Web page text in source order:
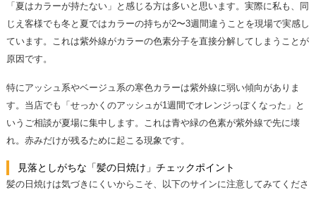
「夏はカラーが持たない」と感じる方は多いと思います。実際に私も、同
じえ客様でも冬と夏ではカラーの持ちが2〜3週間違うことを現場で実感し
ています。これは紫外線がカラーの色素分子を直接分解してしまうことが
原因です。
特にアッシュ系やベージュ系の寒色カラーは紫外線に弱い傾向がありま
す。当店でも「せっかくのアッシュが1週間でオレンジっぽくなった」と
いうご相談が夏場に集中します。これは青や緑の色素が紫外線で先に壊
れ。赤みだけが残るために起こる現象です。
見落としがちな「髪の日焼け」チェックポイント
髪の日焼けは気づきにくいからこそ、以下のサインに注意してみてくださ